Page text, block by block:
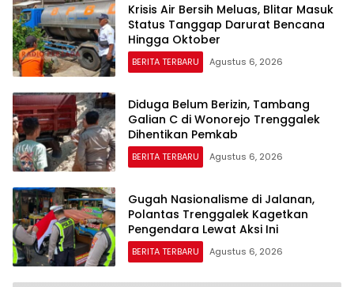
Krisis Air Bersih Meluas, Blitar Masuk
Status Tanggap Darurat Bencana
Hingga Oktober
BERITA TERBARU Agustus 6, 2026
Diduga Belum Berizin, Tambang
Galian C di Wonorejo Trenggalek
Dihentikan Pemkab
BERITA TERBARU Agustus 6, 2026
Gugah Nasionalisme di Jalanan,
Polantas Trenggalek Kagetkan
Pengendara Lewat Aksi Ini
BERITA TERBARU Agustus 6, 2026